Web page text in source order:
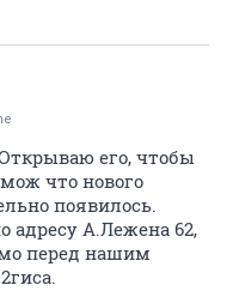
его, чтобы
что нового
появилось.
адресу А.Лежена 62,
перед нашим